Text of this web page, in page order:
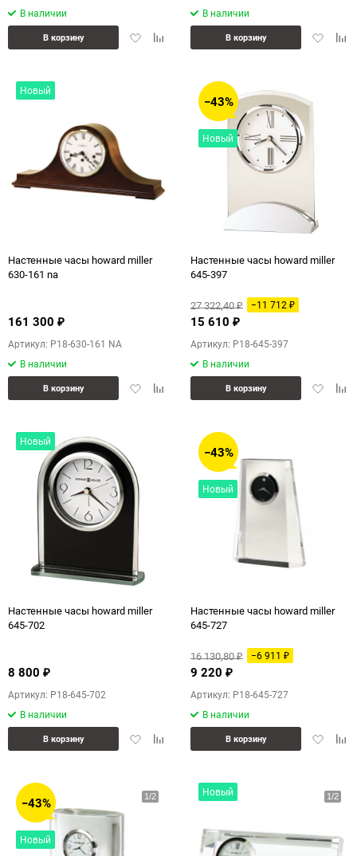
В наличии
ДобавитьДобавить
В корзину
В наличии
В корзину
Новый
Настенные часы howard miller
630-161 na
161 300 ₽
Артикул: P18-630-161 NA
В наличии
ДобавитьДобавить
В корзину
−43%
Новый
Настенные часы howard miller
645-397
27 322,40₽ −11 712 ₽
15 610 ₽
Артикул: P18-645-397
В наличии
В корзину
Новый
Настенные часы howard miller
645-702
8 800 ₽
Артикул: P18-645-702
В наличии
ДобавитьДобавить
В корзину
−43%
Новый
Настенные часы howard miller
645-727
16 130,80₽ −6 911 ₽
9 220 ₽
Артикул: P18-645-727
В наличии
В корзину
−43%
Новый
Новый